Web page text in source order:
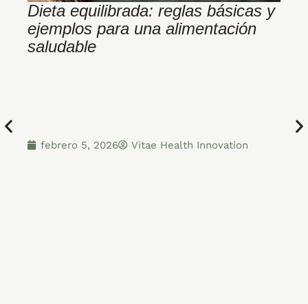
Dieta equilibrada: reglas básicas y
ejemplos para una alimentación
saludable
febrero 5, 2026 Vitae Health Innovation